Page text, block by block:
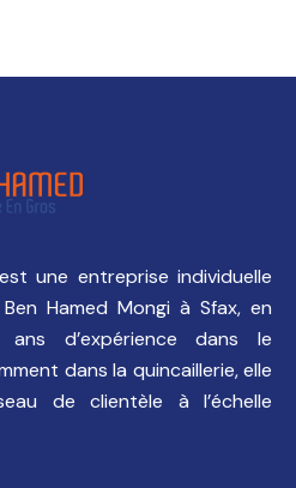
une entreprise individuelle
Hamed Mongi à Sfax, en
d’expérience dans le
dans la quincaillerie, elle
de clientèle à l’échelle